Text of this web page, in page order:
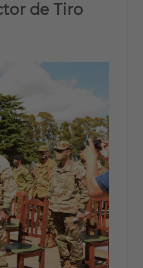
de Tiro